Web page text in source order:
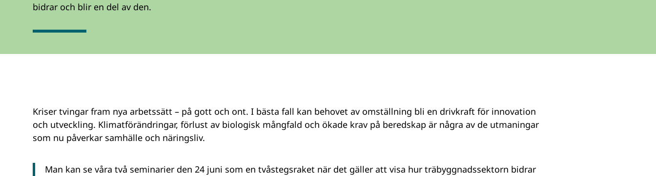
bidrar och blir en del av den.
Kriser tvingar fram nya arbetssätt – på gott och ont. I bästa fall kan behovet av omställning bli en drivkraft för innovation
och utveckling. Klimatförändringar, förlust av biologisk mångfald och ökade krav på beredskap är några av de utmaningar
som nu påverkar samhälle och näringsliv.
Man kan se våra två seminarier den 24 juni som en tvåstegsraket när det gäller att visa hur träbyggnadssektorn bidrar